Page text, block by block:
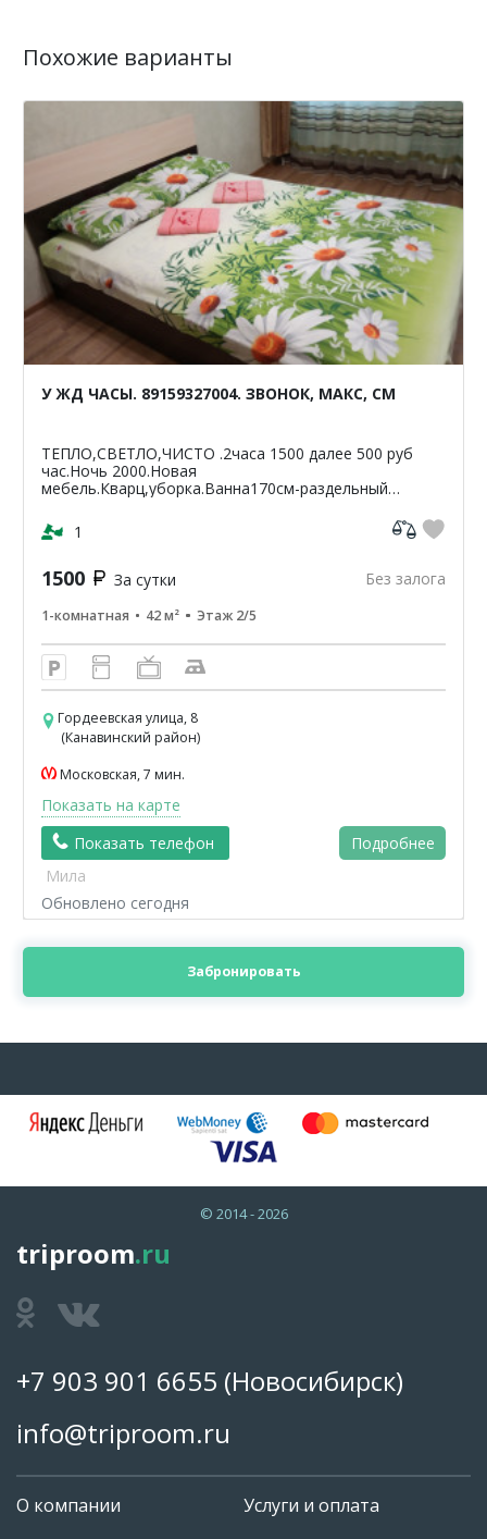
Похожие варианты
У ЖД ЧАСЫ. 89159327004. ЗВОНОК, МАКС, СМ
ТЕПЛО,СВЕТЛО,ЧИСТО .2часа 1500 далее 500 руб
час.Ночь 2000.Новая
мебель.Кварц,уборка.Ванна170см-раздельный
кв-42м2.ЦУМ,Шайба,Аптеки,банкомат-Сбербанк
ВТБ,Пятерочка.Чи...
1
1500 За сутки Без залога
1-комнатная 42 м² Этаж 2/5
Гордеевская улица, 8
(Канавинский район)
Московская, 7 мин.
Показать на карте
Показать телефон
Подробнее
Мила
Обновлено сегодня
Забронировать
© 2014 - 2026
triproom.ru
+7 903 901 6655 (Новосибирск)
info@triproom.ru
О компании
Услуги и оплата